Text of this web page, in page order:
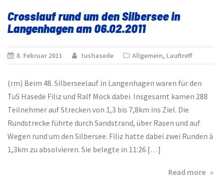
Crosslauf rund um den Silbersee in
Langenhagen am 06.02.2011
8. Februar 2011 tushasede Allgemein, Lauftreff
(rm) Beim 48. Silberseelauf in Langenhagen waren für den
TuS Hasede Filiz und Ralf Mock dabei. Insgesamt kamen 288
Teilnehmer auf Strecken von 1,3 bis 7,8km ins Ziel. Die
Rundstrecke führte durch Sandstrand, über Rasen und auf
Wegen rund um den Silbersee. Filiz hatte dabei zwei Runden à
1,3km zu absolvieren. Sie belegte in 11:26 […]
Read more